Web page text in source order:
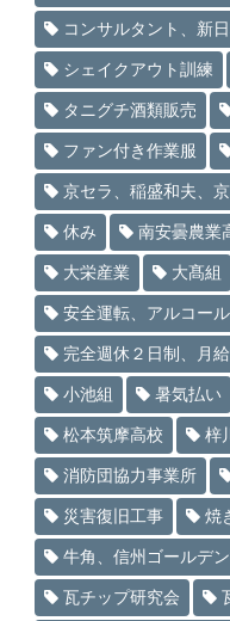
コンサルタント、新
シェイクアウト訓練
タニグチ酒類販売
ファン付き作業服
京セラ、稲盛和夫、
休み 南安曇農業
大栄産業 大髙組
安全運転、アルコー
完全週休２日制、月
小池組 暑気払い
松本筑摩高校 梓
消防団協力事業所
災害復旧工事 焼
牛角、信州ゴールデ
瓦チップ研究会